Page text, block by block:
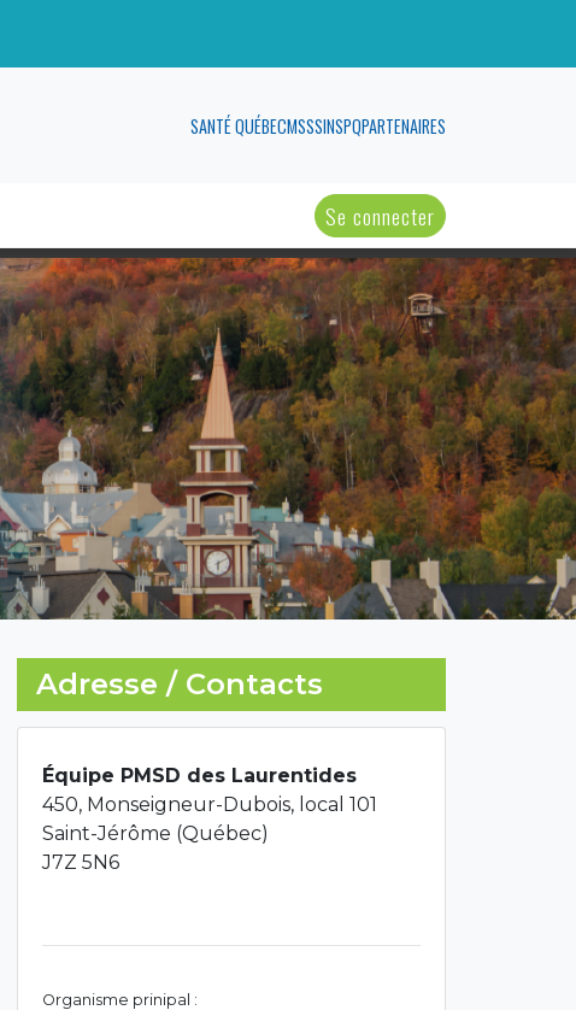
SANTÉ QUÉBECMSSSINSPQPARTENAIRES
Se connecter
Adresse / Contacts
Équipe PMSD des Laurentides
450, Monseigneur-Dubois, local 101
Saint-Jérôme (Québec)
J7Z 5N6
Organisme prinipal :